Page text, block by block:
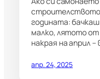
годината:
малко, лятото
накрая на април
апр. 24, 2025